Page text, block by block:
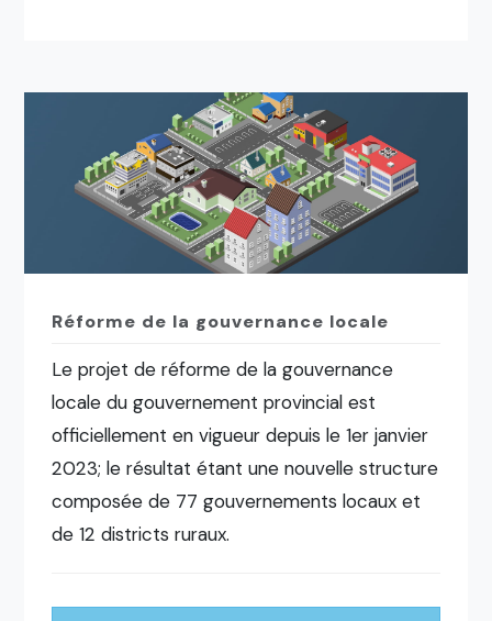
Réforme de la gouvernance locale
Le projet de réforme de la gouvernance
locale du gouvernement provincial est
officiellement en vigueur depuis le 1er janvier
2023; le résultat étant une nouvelle structure
composée de 77 gouvernements locaux et
de 12 districts ruraux.